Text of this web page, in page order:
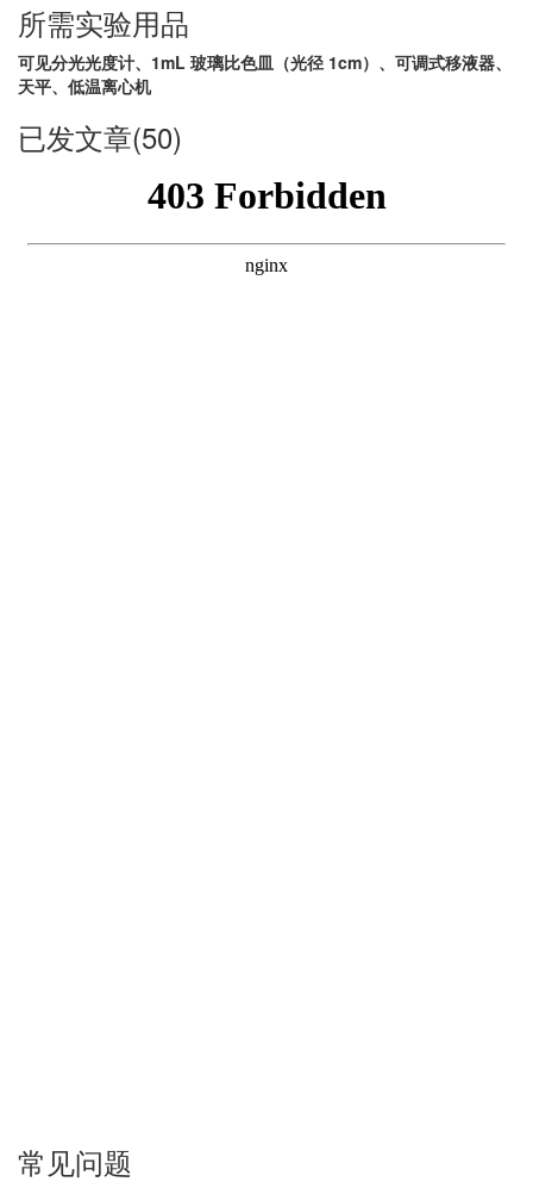
所需实验用品
可见分光光度计、1mL 玻璃比色皿（光径 1cm）、可调式移液器、
天平、低温离心机
已发文章(50)
常见问题